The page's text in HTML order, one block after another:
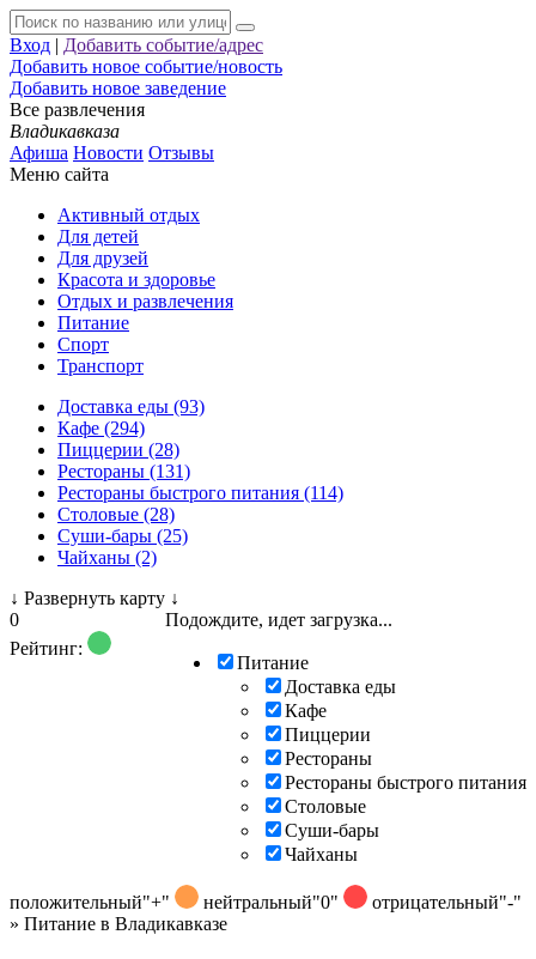
Вход | Добавить событие/адрес
Добавить новое событие/новость
Добавить новое заведение
Все развлечения
Владикавказа
Афиша Новости Отзывы
Меню сайта
Активный отдых
Для детей
Для друзей
Красота и здоровье
Отдых и развлечения
Питание
Спорт
Транспорт
Доставка еды (93)
Кафе (294)
Пиццерии (28)
Рестораны (131)
Рестораны быстрого питания (114)
Столовые (28)
Суши-бары (25)
Чайханы (2)
↓ Развернуть карту ↓
Подождите, идет загрузка...
Питание
Доставка еды
Кафе
Пиццерии
Рестораны
Рестораны быстрого питания
Столовые
Суши-бары
Чайханы
0
Рейтинг:
положительный"+" нейтральный"0" отрицательный"-"
» Питание в Владикавказе